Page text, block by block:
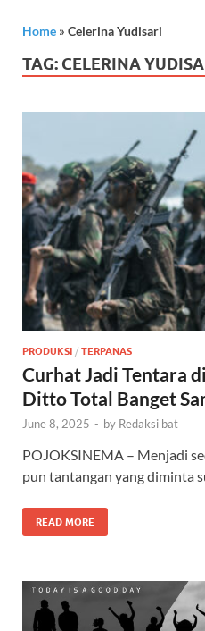
Home » Celerina Yudisari
TAG: CELERINA
PRODUKSI / TERPANAS
Curhat Jadi Tentara
Ditto Total Banget
June 8, 2025 - by Redaksi bat
POJOKSINEMA – Menjadi
pun tantangan yang diminta
READ MORE